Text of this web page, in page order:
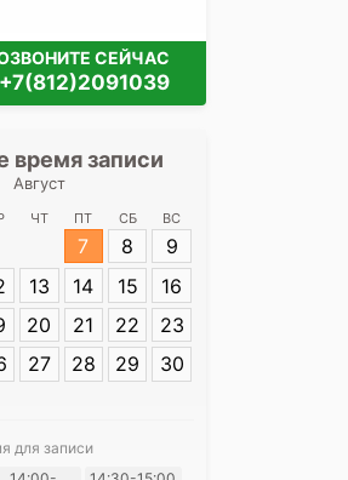
СЕЙЧАС
+7(812)2091039
время записи
Август
ЧТ ПТ СБ ВС
7 8
9
13 14 15
16
20 21 22
23
27 28 29 30
для записи